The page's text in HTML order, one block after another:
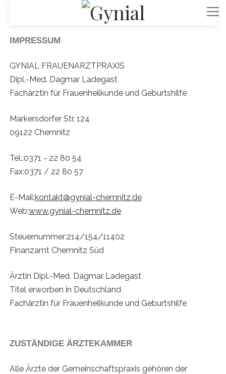
G
n
i
a
LEISTUNGEN + SCHWERPUNKTE
DIE PRAXIS
SERVICE UND DOWNLOADS
M
e
IMPRESSUM
GYNIAL FRAUENARZTPRAXIS
Dipl.-Med. Dagmar Ladegast
Fachärztin für Frauenheilkunde und Geburtshilfe
Markersdorfer Str. 124
09122 Chemnitz
Tel.:0371 - 22 80 54
Fax:0371 / 22 80 57
E-Mail:kontakt@gynial-chemnitz.de
Web:www.gynial-chemnitz.de
Steuernummer:214/154/11402
Finanzamt Chemnitz Süd
Ärztin Dipl.-Med. Dagmar Ladegast
Titel erworben in Deutschland
Fachärztin für Frauenheilkunde und Geburtshilfe
ZUSTÄNDIGE ÄRZTEKAMMER
Alle Ärzte der Gemeinschaftspraxis gehören der